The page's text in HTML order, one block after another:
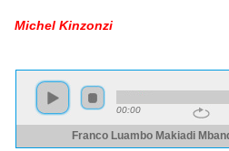
Michel Kinzonzi